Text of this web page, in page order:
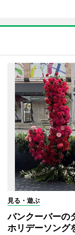
見る・遊ぶ
バンクーバーの
ホリデーソング